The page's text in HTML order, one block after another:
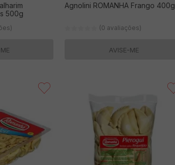
500g
Agnolini ROMANHA Frango 400g
(0 avaliações)
AVISE-ME